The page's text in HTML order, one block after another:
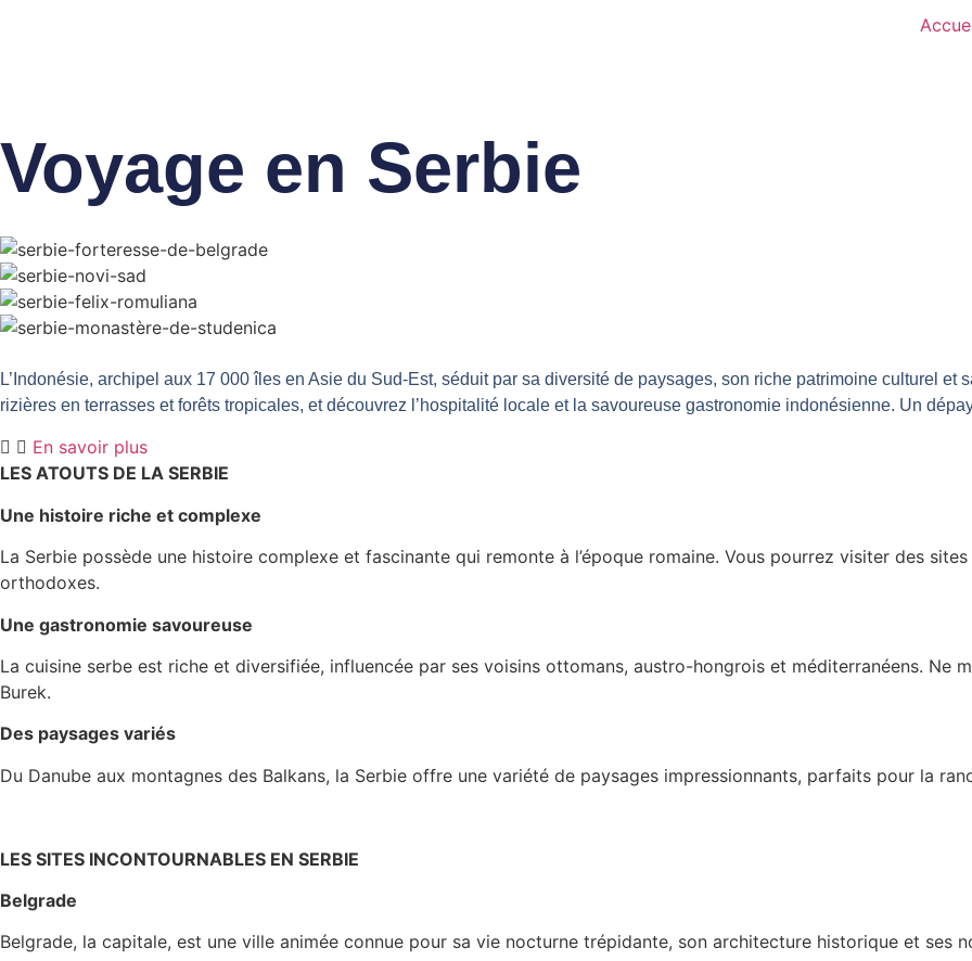
Voyage en Serbie
L’Indonésie, archipel aux 17 000 îles en Asie du Sud-Est, séduit par sa diversité de paysages, son riche patrimoine culturel
rizières en terrasses et forêts tropicales, et découvrez l’hospitalité locale et la savoureuse gastronomie indonésienne. Un
En savoir plus
LES ATOUTS DE LA SERBIE
Une histoire riche et complexe
La Serbie possède une histoire complexe et fascinante qui remonte à l’époque romaine. Vous pourrez visiter des
orthodoxes.
Une gastronomie savoureuse
La cuisine serbe est riche et diversifiée, influencée par ses voisins ottomans, austro-hongrois et méditerranéens. Ne
Burek.
Des paysages variés
Du Danube aux montagnes des Balkans, la Serbie offre une variété de paysages impressionnants, parfaits pour la
LES SITES INCONTOURNABLES EN SERBIE
Belgrade
Belgrade, la capitale, est une ville animée connue pour sa vie nocturne trépidante, son architecture historique et ses